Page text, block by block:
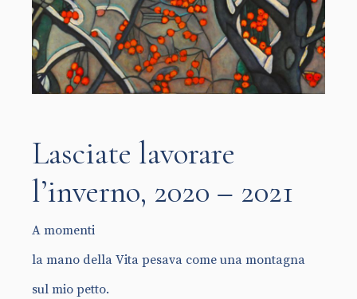
Lasciate lavorare
l’inverno, 2020 – 2021
A momenti
la mano della Vita pesava come una montagna
sul mio petto.